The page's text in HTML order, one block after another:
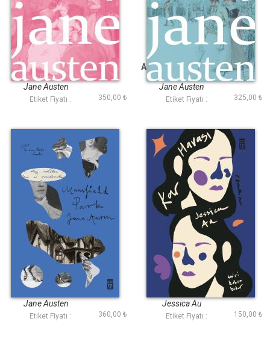
İkna (Timaş)
Jane Austen
Etiket Fiyatı : 350,00 ₺
Aşk ve Gurur (Timaş)
Jane Austen
Etiket Fiyatı : 325,00 ₺
Mansfield Park
Jane Austen
Etiket Fiyatı : 360,00 ₺
Kar Havası
Jessica Au
Etiket Fiyatı : 150,00 ₺